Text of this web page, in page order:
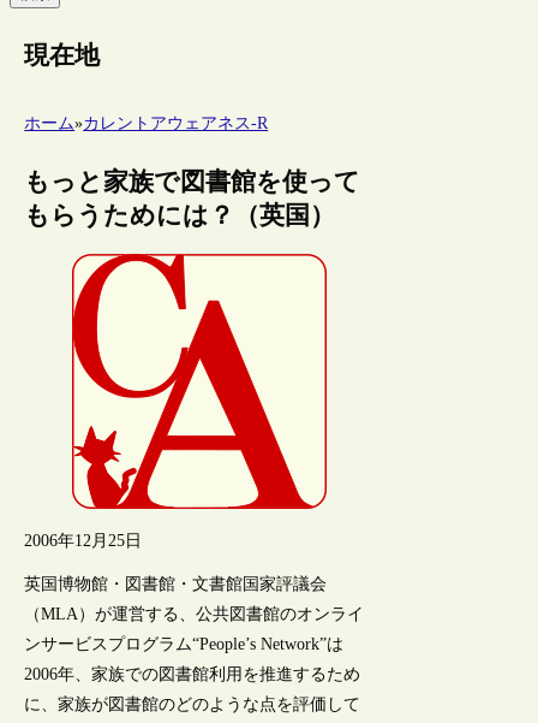
現在地
ホーム»カレントアウェアネス-R
もっと家族で図書館を使って
もらうためには？（英国）
2006年12月25日
英国博物館・図書館・文書館国家評議会
（MLA）が運営する、公共図書館のオンライ
ンサービスプログラム“People’s Network”は
2006年、家族での図書館利用を推進するため
に、家族が図書館のどのような点を評価して